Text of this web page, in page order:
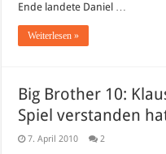
Ende landete Daniel …
Weiterlesen »
Big Brother 10:
Spiel verstanden
7. April 2010 2